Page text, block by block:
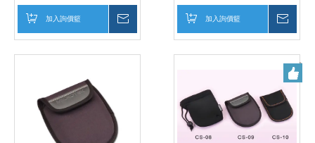
加入詢價籃 加入詢價籃